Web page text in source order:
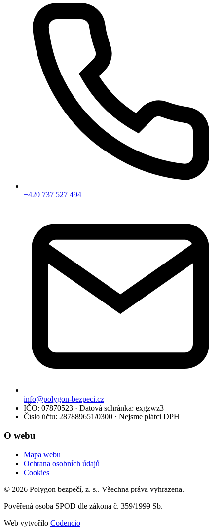
+420 737 527 494
info@polygon-bezpeci.cz
IČO: 07870523 · Datová schránka: exgzwz3
Číslo účtu: 287889651/0300 · Nejsme plátci DPH
O webu
Mapa webu
Ochrana osobních údajů
Cookies
© 2026 Polygon bezpečí, z. s.. Všechna práva vyhrazena.
Pověřená osoba SPOD dle zákona č. 359/1999 Sb.
Web vytvořilo Codencio